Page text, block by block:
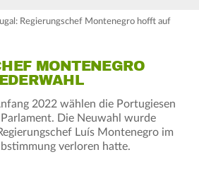
Regierungschef Montenegro hofft auf
MONTENEGRO
2022 wählen die Portugiesen
Die Neuwahl wurde
Luís Montenegro im
verloren hatte.